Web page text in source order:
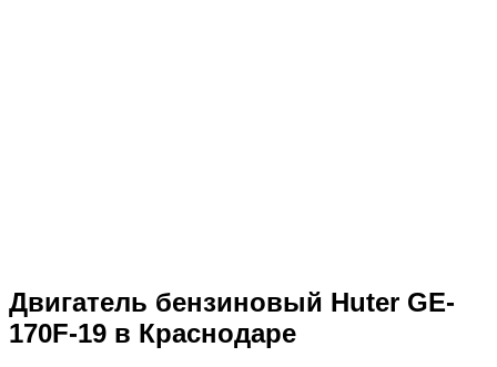
Двигатель бензиновый Huter GE-
170F-19 в Краснодаре